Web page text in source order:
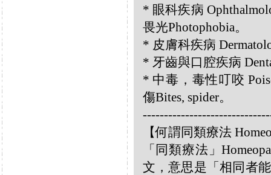
* 眼科疾病
畏光Photophobia。
* 皮膚科疾病
* 牙齒與口腔疾病
* 中毒，毒性叮咬
傷Bites, spider。
【何謂同類療法
「同類療法」
文，意思是「相同者